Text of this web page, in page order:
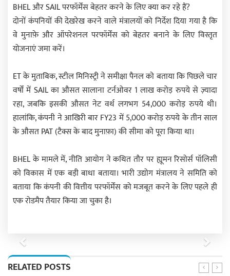
BHEL और SAIL परफॉर्मेंस बेहतर करने के लिए क्या कर रहे हैं?
दोनों कंपनियों की देखरेख करने वाले मंत्रालयों को निर्देश दिया गया है कि
वे मुनाफ़े और ऑपरेशनल परफॉर्मेंस को बेहतर बनाने के लिए विस्तृत
योजनाएं जमा करें।
ET के मुताबिक, स्टील मिनिस्ट्री ने समीक्षा पैनल को बताया कि पिछले चार
वर्षों में SAIL का औसत सालाना टर्नओवर 1 लाख करोड़ रुपये से ज़्यादा
रहा, जबकि इसकी औसत नेट वर्थ लगभग 54,000 करोड़ रुपये थी।
हालांकि, कंपनी ने आखिरी बार FY23 में 5,000 करोड़ रुपये के तीन साल
के औसत PAT (टैक्स के बाद मुनाफ़ा) की सीमा को पूरा किया था।
BHEL के मामले में, नीति आयोग ने कथित तौर पर ह्यूमन रिसोर्स पॉलिसी
को विकास में एक बड़ी बाधा बताया। भारी उद्योग मंत्रालय ने समिति को
बताया कि कंपनी की वित्तीय परफॉर्मेंस को मजबूत करने के लिए पहले ही
एक रोडमैप तैयार किया जा चुका है।
Previous Next
RELATED POSTS